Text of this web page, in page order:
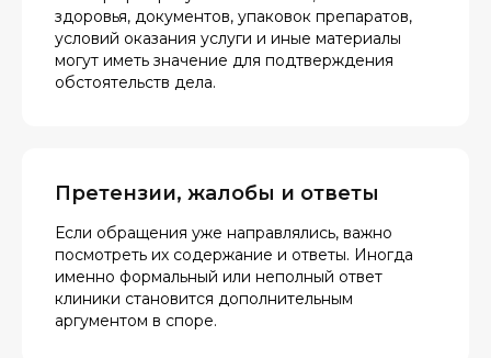
здоровья, документов, упаковок препаратов,
условий оказания услуги и иные материалы
могут иметь значение для подтверждения
обстоятельств дела.
Претензии, жалобы и ответы
Если обращения уже направлялись, важно
посмотреть их содержание и ответы. Иногда
именно формальный или неполный ответ
клиники становится дополнительным
аргументом в споре.